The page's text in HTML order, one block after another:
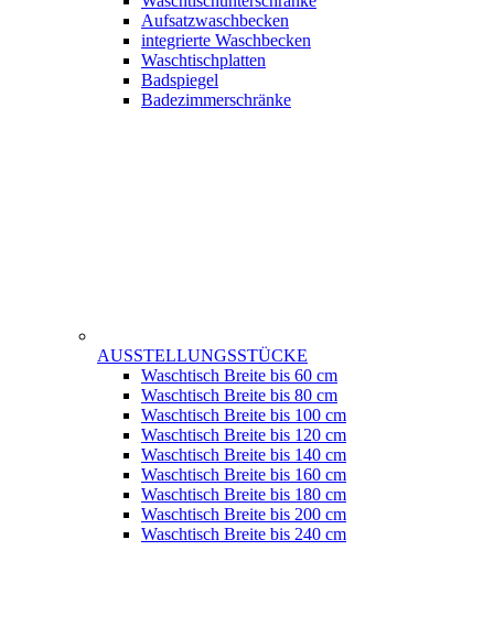
Aufsatzwaschbecken
integrierte Waschbecken
Waschtischplatten
Badspiegel
Badezimmerschränke
AUSSTELLUNGSSTÜCKE
Waschtisch Breite bis 60 cm
Waschtisch Breite bis 80 cm
Waschtisch Breite bis 100 cm
Waschtisch Breite bis 120 cm
Waschtisch Breite bis 140 cm
Waschtisch Breite bis 160 cm
Waschtisch Breite bis 180 cm
Waschtisch Breite bis 200 cm
Waschtisch Breite bis 240 cm